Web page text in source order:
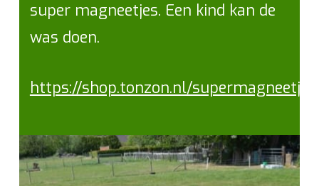
super magneetjes. Een kind kan de
was doen.
https://shop.tonzon.nl/supermagneetjes